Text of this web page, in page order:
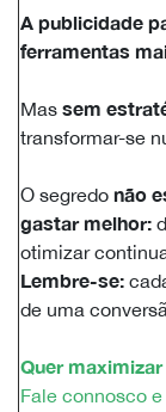
A publicidade
ferramentas
Mas sem
transformar-se
O segredo não
gastar melhor:
otimizar
Lembre-se:
de uma
Quer
Fale connosco